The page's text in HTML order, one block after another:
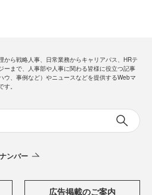
から戦略人事、日常業務からキャリアパス、HRテ
ーまで、人事部や人事に関わる皆様に役立つ記事
ウ、事例など）やニュースなどを提供するWebマ
す。
ンバー
広告掲載のご案内